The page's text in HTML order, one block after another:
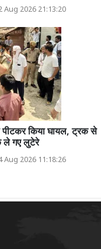
2026 21:13:20
पीटकर किया घायल, ट्रक से
ले गए लुटेरे
2026 11:18:26